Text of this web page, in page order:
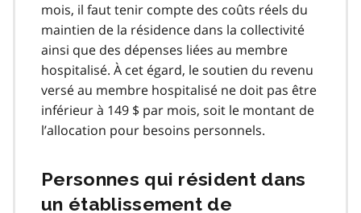
mois, il faut tenir compte des coûts réels du
maintien de la résidence dans la collectivité
ainsi que des dépenses liées au membre
hospitalisé. À cet égard, le soutien du revenu
versé au membre hospitalisé ne doit pas être
inférieur à 149 $ par mois, soit le montant de
l’allocation pour besoins personnels.
Personnes qui résident dans
un établissement de